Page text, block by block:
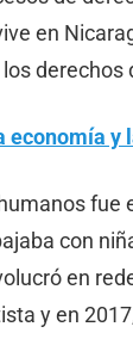
en
derechos
economía y
fue
con
en
y en